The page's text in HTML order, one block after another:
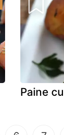
Paine